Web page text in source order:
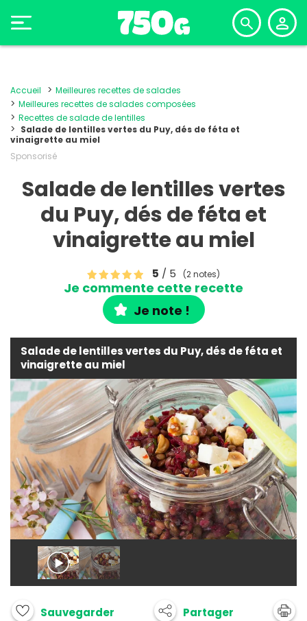
Accueil
Meilleures recettes de salades
Meilleures recettes de salades composées
Recettes de salade de lentilles
Salade de lentilles vertes du Puy, dés de féta et
vinaigrette au miel
Sponsorisé
Salade de lentilles vertes
du Puy, dés de féta et
vinaigrette au miel
5 / 5 (2 notes)
Je commente cette recette
Je note !
Salade de lentilles vertes du Puy, dés de féta et
vinaigrette au miel
Sauvegarder Partager